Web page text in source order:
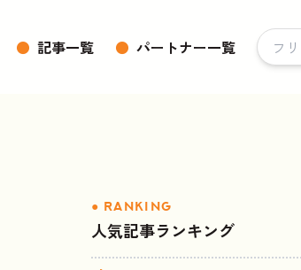
● 記事一覧 ● パートナー一覧
人気記事ランキング